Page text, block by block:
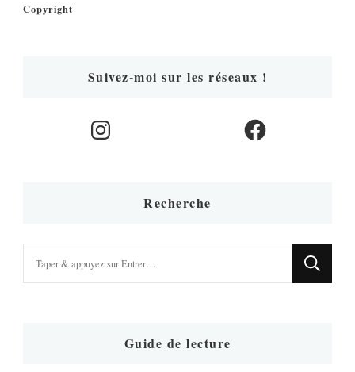
Copyright
Suivez-moi sur les réseaux !
Instagram Facebook
Recherche
Guide de lecture